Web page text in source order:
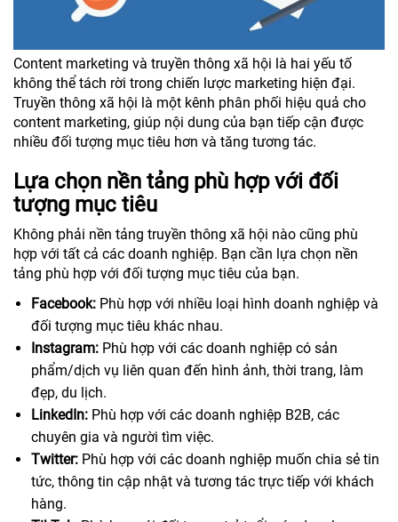
Content marketing và truyền thông xã hội là hai yếu tố
không thể tách rời trong chiến lược marketing hiện đại.
Truyền thông xã hội là một kênh phân phối hiệu quả cho
content marketing, giúp nội dung của bạn tiếp cận được
nhiều đối tượng mục tiêu hơn và tăng tương tác.
Lựa chọn nền tảng phù hợp với đối
tượng mục tiêu
Không phải nền tảng truyền thông xã hội nào cũng phù
hợp với tất cả các doanh nghiệp. Bạn cần lựa chọn nền
tảng phù hợp với đối tượng mục tiêu của bạn.
Facebook: Phù hợp với nhiều loại hình doanh nghiệp và
đối tượng mục tiêu khác nhau.
Instagram: Phù hợp với các doanh nghiệp có sản
phẩm/dịch vụ liên quan đến hình ảnh, thời trang, làm
đẹp, du lịch.
LinkedIn: Phù hợp với các doanh nghiệp B2B, các
chuyên gia và người tìm việc.
Twitter: Phù hợp với các doanh nghiệp muốn chia sẻ tin
tức, thông tin cập nhật và tương tác trực tiếp với khách
hàng.